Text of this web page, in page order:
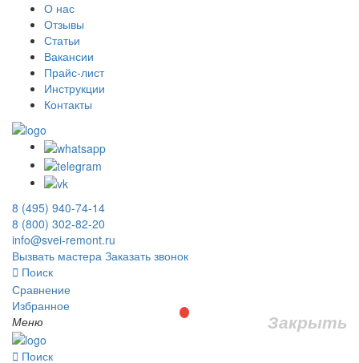
О нас
Отзывы
Статьи
Вакансии
Прайс-лист
Инструкции
Контакты
8 (495) 940-74-14
8 (800) 302-82-20
info@svei-remont.ru
Вызвать мастера Заказать звонок
Поиск
Сравнение
Избранное
Меню
Закрыть
Поиск